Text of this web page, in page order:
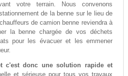
votre terrain. Nous convenons
de la benne sur le lieu de
de camion benne reviendra à
la benne chargée de vos déchets
pour les évacuer et les emmener
c'est donc une solution rapide et
et sérieuse pour tous vos travaux